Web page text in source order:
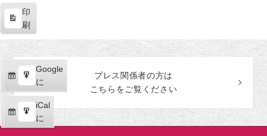
印
刷
示
Google
で
購
読
iCal
で
購
Google
に
エ
ク
ス
ポ
iCal
に
エ
プレス関係者の方は
こちらをご覧ください